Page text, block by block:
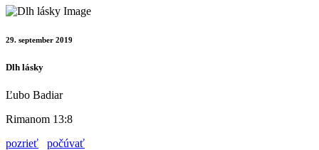
29. september 2019
Dlh lásky
Ľubo Badiar
Rimanom 13:8
pozrieť
počúvať